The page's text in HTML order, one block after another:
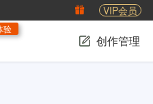
VIP会员
验
创作管理